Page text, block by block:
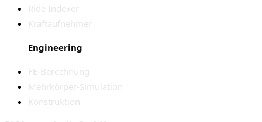
Ride Indexer
Kraftaufnehmer
Engineering
FE-Berechnung
Mehrkörper-Simulation
Konstruktion